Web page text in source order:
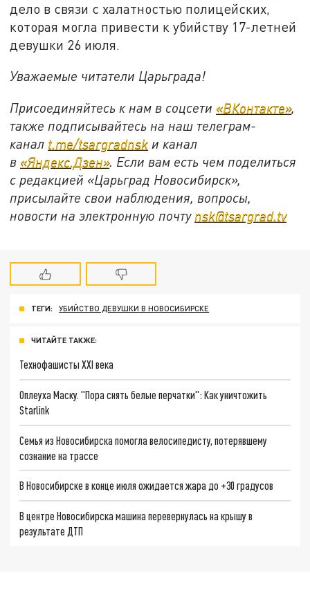
дело в связи с халатностью полицейских,
которая могла привести к убийству 17-летней
девушки 26 июля.
Уважаемые читатели Царьграда!
Присоединяйтесь к нам в соцсети «ВКонтакте»,
также подписывайтесь на наш телеграм-
канал t.me/tsargradnsk и канал
в «Яндекс.Дзен». Если вам есть чем поделиться
с редакцией «Царьград Новосибирск»,
присылайте свои наблюдения, вопросы,
новости на электронную почту nsk@tsargrad.tv
ТЕГИ: УБИЙСТВО ДЕВУШКИ В НОВОСИБИРСКЕ
ЧИТАЙТЕ ТАКЖЕ:
Технофашисты XXI века
Оплеуха Маску. "Пора снять белые перчатки": Как уничтожить
Starlink
Семья из Новосибирска помогла велосипедисту, потерявшему
сознание на трассе
В Новосибирске в конце июля ожидается жара до +30 градусов
В центре Новосибирска машина перевернулась на крышу в
результате ДТП